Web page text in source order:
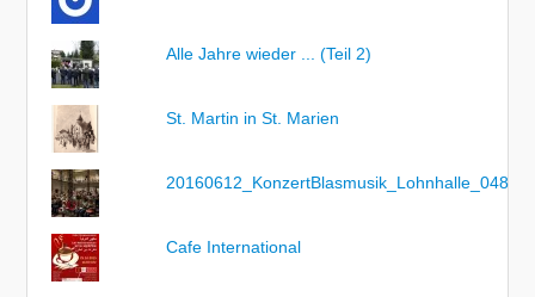
Alle Jahre wieder ... (Teil 2)
St. Martin in St. Marien
20160612_KonzertBlasmusik_Lohnhalle_048
Cafe International